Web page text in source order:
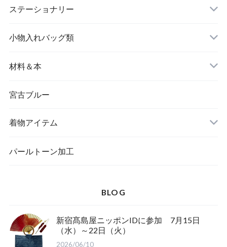
長財布
イヤリング＆ピアス
バングル＆ブレスレット
ペンダント
ブローチ
ステーショナリー
名刺入れ
メッセージカード
一筆箋
小物入れバッグ類
バッグ
材料＆本
ハンドメイドキット
宮古ブルー
着物アイテム
パールトーン加工
BLOG
新宿髙島屋ニッポンIDに参加 7月15日
（水）～22日（火）
2026/06/10